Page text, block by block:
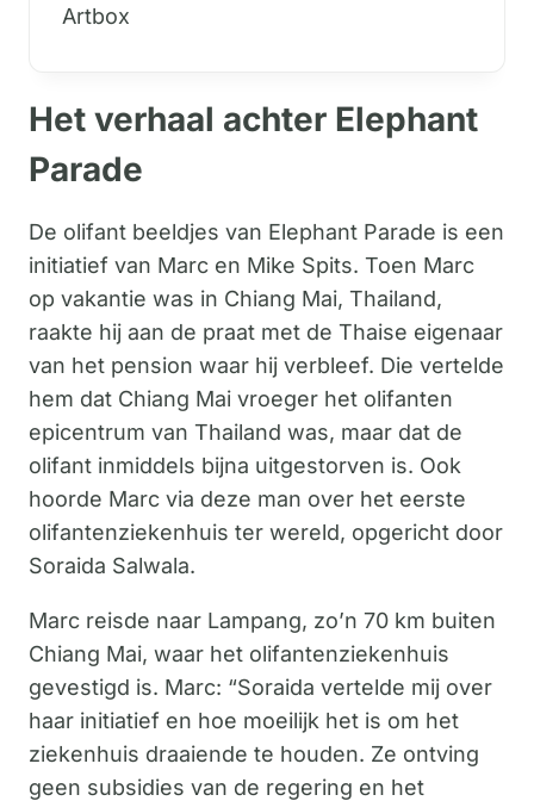
Artbox
Het verhaal achter Elephant
Parade
De olifant beeldjes van Elephant Parade is een
initiatief van Marc en Mike Spits. Toen Marc
op vakantie was in Chiang Mai, Thailand,
raakte hij aan de praat met de Thaise eigenaar
van het pension waar hij verbleef. Die vertelde
hem dat Chiang Mai vroeger het olifanten
epicentrum van Thailand was, maar dat de
olifant inmiddels bijna uitgestorven is. Ook
hoorde Marc via deze man over het eerste
olifantenziekenhuis ter wereld, opgericht door
Soraida Salwala.
Marc reisde naar Lampang, zo’n 70 km buiten
Chiang Mai, waar het olifantenziekenhuis
gevestigd is. Marc: “Soraida vertelde mij over
haar initiatief en hoe moeilijk het is om het
ziekenhuis draaiende te houden. Ze ontving
geen subsidies van de regering en het